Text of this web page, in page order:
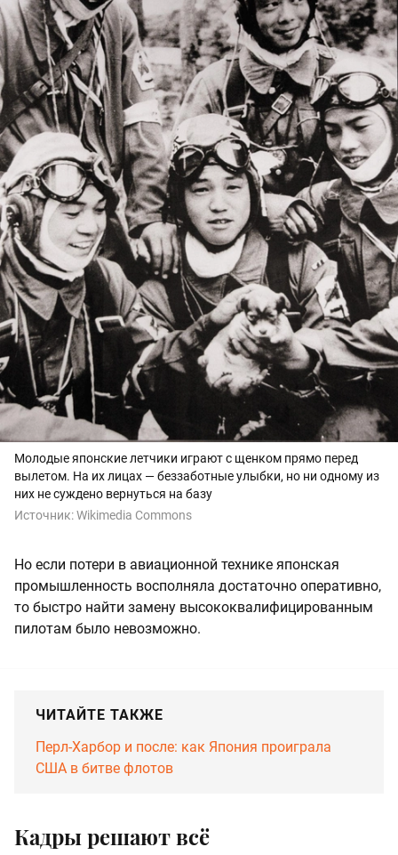
Молодые японские летчики играют с щенком прямо перед
вылетом. На их лицах — беззаботные улыбки, но ни одному из
них не суждено вернуться на базу
Источник:Wikimedia Commons
Но если потери в авиационной технике японская
промышленность восполняла достаточно оперативно,
то быстро найти замену высококвалифицированным
пилотам было невозможно.
ЧИТАЙТЕ ТАКЖЕ
Перл-Харбор и после: как Япония проиграла
США в битве флотов
Кадры решают всё